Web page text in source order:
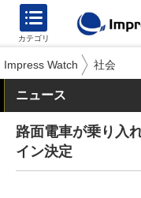
カテゴリ
Impress Watch 社会
ニュース
路面電車が乗り入
イン決定